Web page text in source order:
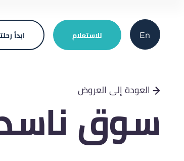
ابدأ للاستعلام En
العودة إلى العروض
سوق